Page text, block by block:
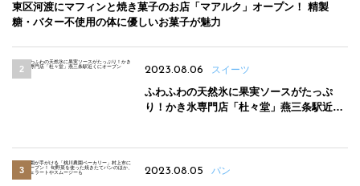
東区河渡にマフィンと焼き菓子のお店「マアルク」オープン！ 精製
糖・バター不使用の体に優しいお菓子が魅力
2023.08.06 スイーツ
ふわふわの天然氷に果実ソースがたっぷ
り！かき氷専門店「杜々堂」燕三条駅近く
2023.08.05 パン